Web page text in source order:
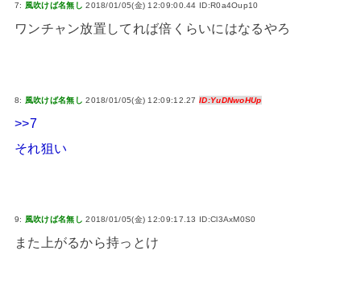
7: 風吹けば名無し 2018/01/05(金) 12:09:00.44 ID:R0a4Oup10
ワンチャン放置してれば倍くらいにはなるやろ
8: 風吹けば名無し 2018/01/05(金) 12:09:12.27ID:YuDNwoHUp
>>7
それ狙い
9: 風吹けば名無し 2018/01/05(金) 12:09:17.13 ID:Cl3AxM0S0
また上がるから持っとけ